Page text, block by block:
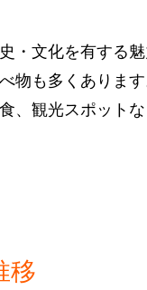
・文化を有する
物も多くありま
、観光スポット
移